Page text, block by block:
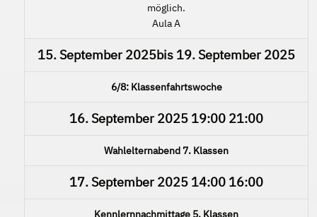
möglich.
Aula A
15. September 2025bis 19. September 2025
6/8: Klassenfahrtswoche
16. September 2025 19:00 21:00
Wahlelternabend 7. Klassen
17. September 2025 14:00 16:00
Kennlernnachmittage 5. Klassen